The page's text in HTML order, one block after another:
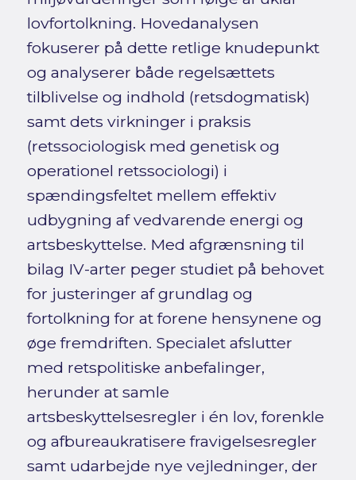
lovfortolkning. Hovedanalysen
fokuserer på dette retlige knudepunkt
og analyserer både regelsættets
tilblivelse og indhold (retsdogmatisk)
samt dets virkninger i praksis
(retssociologisk med genetisk og
operationel retssociologi) i
spændingsfeltet mellem effektiv
udbygning af vedvarende energi og
artsbeskyttelse. Med afgrænsning til
bilag IV-arter peger studiet på behovet
for justeringer af grundlag og
fortolkning for at forene hensynene og
øge fremdriften. Specialet afslutter
med retspolitiske anbefalinger,
herunder at samle
artsbeskyttelsesregler i én lov, forenkle
og afbureaukratisere fravigelsesregler
samt udarbejde nye vejledninger, der